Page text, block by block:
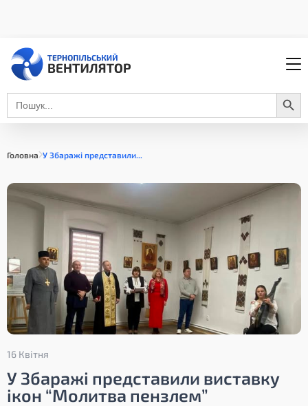
Search
for:
Search Button
Головна У Збаражі представили...
16 Квітня
У Збаражі представили виставку
ікон “Молитва пензлем”